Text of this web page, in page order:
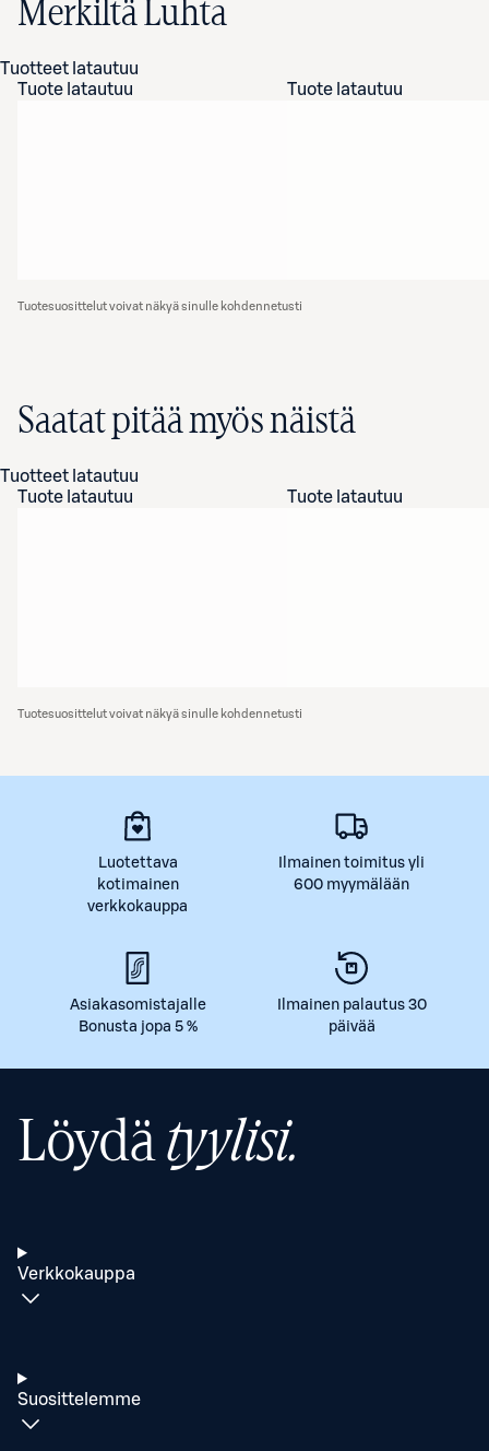
Merkiltä Luhta
Tuotteet latautuu
Tuote latautuu
Tuote latautuu
Tuotesuosittelut voivat näkyä sinulle kohdennetusti
Saatat pitää myös näistä
Tuotteet latautuu
Tuote latautuu
Tuote latautuu
Tuotesuosittelut voivat näkyä sinulle kohdennetusti
Luotettava
kotimainen
verkkokauppa
Ilmainen toimitus yli
600 myymälään
Asiakasomistajalle
Bonusta jopa 5 %
Ilmainen palautus 30
päivää
Löydätyylisi.
Verkkokauppa
Suosittelemme